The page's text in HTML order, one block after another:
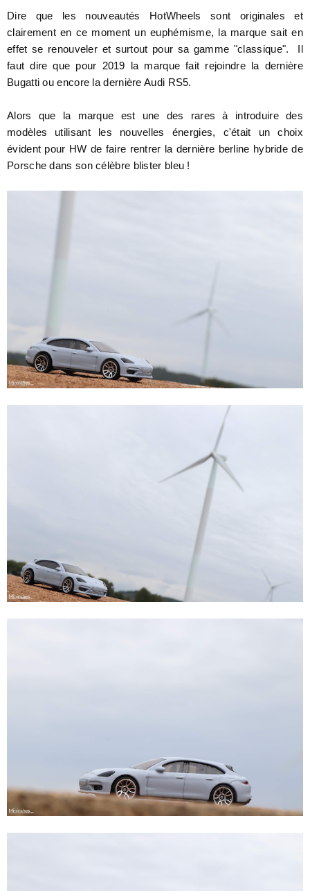
Dire que les nouveautés HotWheels sont originales et
clairement en ce moment un euphémisme, la marque sait en
effet se renouveler et surtout pour sa gamme "classique". Il
faut dire que pour 2019 la marque fait rejoindre la dernière
Bugatti ou encore la dernière Audi RS5.
Alors que la marque est une des rares à introduire des
modèles utilisant les nouvelles énergies, c'était un choix
évident pour HW de faire rentrer la dernière berline hybride de
Porsche dans son célèbre blister bleu !